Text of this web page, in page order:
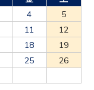
4
5
11
12
18
19
25
26